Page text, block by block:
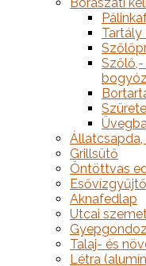
Tartály
Állatcsapda,
Grillsütő
Öntöttvas
Esővízgyűjtő
Aknafedlap
Utcai
Talaj- és
Létra